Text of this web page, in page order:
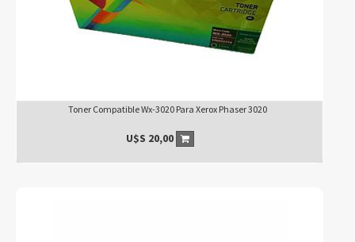
Toner Compatible Wx-3020 Para Xerox Phaser 3020
U$S 20,00